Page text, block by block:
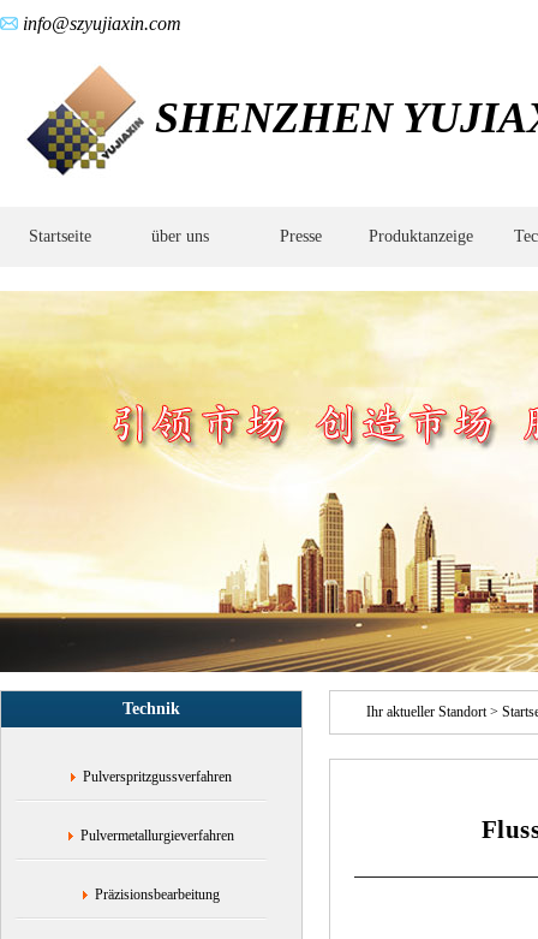
info@szyujiaxin.com
SHENZHEN
Startseite über uns Presse Produktanzeige
Injektionsprozesses,Keramikpulver-
Injektionsprozess,CIM-
Verarbeitung,Keramikpulver-
Injektion,Keramikpulver-
Pulver-
Keramik-
Pulver-
Injektion,Aluminiumoxid-
Pulver-
Pulver-
Technik
Pulverspritzgussverfahren
Pulvermetallurgieverfahren
Präzisionsbearbeitung
Ihr aktueller Standort >